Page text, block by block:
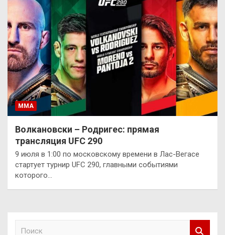
ММА
Волкановски – Родригес: прямая
трансляция UFC 290
9 июля в 1:00 по московскому времени в Лас-Вегасе
стартует турнир UFC 290, главными событиями
которого…